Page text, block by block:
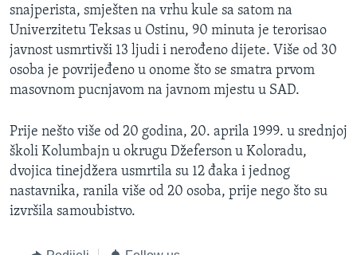
snajperista, smješten na vrhu kule sa satom na
Univerzitetu Teksas u Ostinu, 90 minuta je terorisao
javnost usmrtivši 13 ljudi i nerođeno dijete. Više od 30
osoba je povrijeđeno u onome što se smatra prvom
masovnom pucnjavom na javnom mjestu u SAD.
Prije nešto više od 20 godina, 20. aprila 1999. u srednjoj
školi Kolumbajn u okrugu Džeferson u Koloradu,
dvojica tinejdžera usmrtila su 12 đaka i jednog
nastavnika, ranila više od 20 osoba, prije nego što su
izvršila samoubistvo.